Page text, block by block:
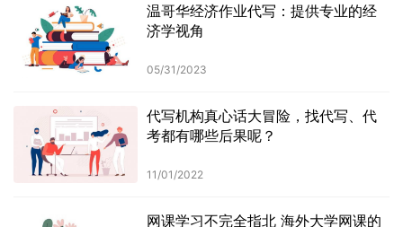
温哥华经济作业代写：提供专业的经
济学视角
05/31/2023
代写机构真心话大冒险，找代写、代
考都有哪些后果呢？
11/01/2022
网课学习不完全指北 海外大学网课的